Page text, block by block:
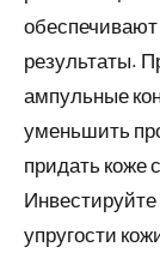
результаты.
ампульные
уменьшить
придать коже
упругости